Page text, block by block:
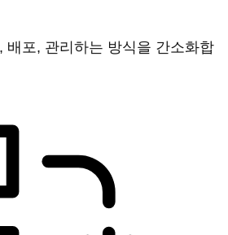
배포, 관리하는 방식을 간소화합